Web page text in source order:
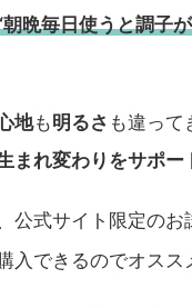
朝晩毎日使うと調子
地も明るさ も違って
まれ変わりをサポー
公式サイト限定の
入できるのでオスス